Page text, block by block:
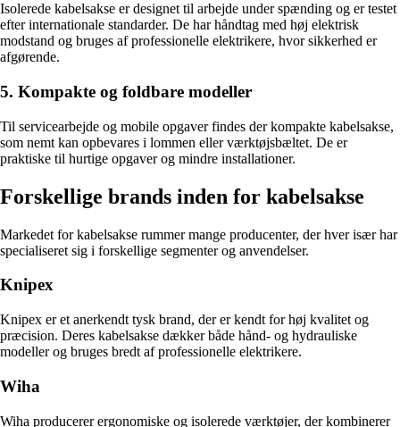
Isolerede kabelsakse er designet til arbejde under spænding og er testet
efter internationale standarder. De har håndtag med høj elektrisk
modstand og bruges af professionelle elektrikere, hvor sikkerhed er
afgørende.
5. Kompakte og foldbare modeller
Til servicearbejde og mobile opgaver findes der kompakte kabelsakse,
som nemt kan opbevares i lommen eller værktøjsbæltet. De er
praktiske til hurtige opgaver og mindre installationer.
Forskellige brands inden for kabelsakse
Markedet for kabelsakse rummer mange producenter, der hver især har
specialiseret sig i forskellige segmenter og anvendelser.
Knipex
Knipex er et anerkendt tysk brand, der er kendt for høj kvalitet og
præcision. Deres kabelsakse dækker både hånd- og hydrauliske
modeller og bruges bredt af professionelle elektrikere.
Wiha
Wiha producerer ergonomiske og isolerede værktøjer, der kombinerer